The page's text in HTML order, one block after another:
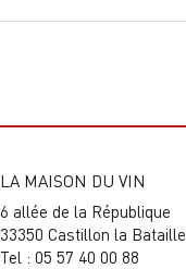
LA MAISON DU VIN
6 allée de la République
33350 Castillon la Bataille
Tel : 05 57 40 00 88